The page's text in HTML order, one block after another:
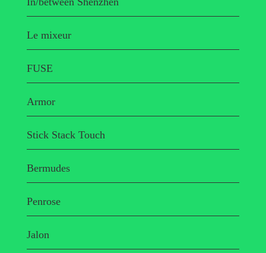
Le mixeur
FUSE
Armor
Stick Stack Touch
Bermudes
Penrose
Jalon